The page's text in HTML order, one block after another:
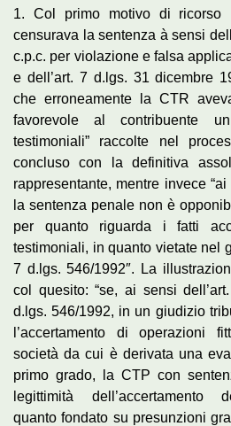
1. Col primo motivo di ricorso
censurava la sentenza à sensi
c.p.c. per violazione e falsa
e dell’art. 7 d.lgs. 31 dicembre
che erroneamente la CTR
favorevole al contribuente
testimoniali” raccolte nel
concluso con la definitiva
rappresentante, mentre invece
la sentenza penale non è
per quanto riguarda i fatti
testimoniali, in quanto vietate nel
7 d.lgs. 546/1992″. La
col quesito: “se, ai sensi
d.lgs. 546/1992, in un giudizio
l’accertamento di operazioni
società da cui è derivata una
primo grado, la CTP con
legittimità dell’accertamento
quanto fondato su presunzioni